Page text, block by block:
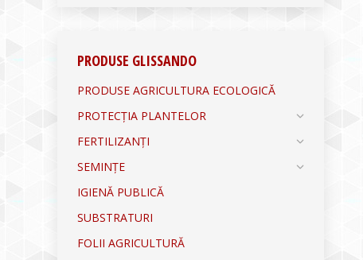
PRODUSE GLISSANDO
PRODUSE AGRICULTURA ECOLOGICĂ
PROTECȚIA PLANTELOR
FERTILIZANȚI
SEMINȚE
IGIENĂ PUBLICĂ
SUBSTRATURI
FOLII AGRICULTURĂ